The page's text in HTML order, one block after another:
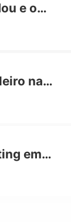
e o
na
em
Marca